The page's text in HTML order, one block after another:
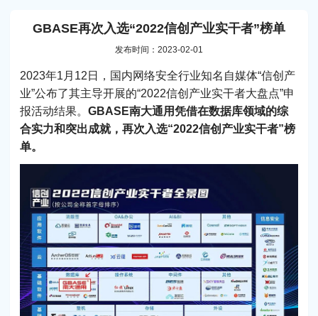
GBASE再次入选“2022信创产业实干者”榜单
发布时间：2023-02-01
2023年1月12日，国内网络安全行业知名自媒体“信创产
业”公布了其主导开展的“2022信创产业实干者大盘点”申
报活动结果。 GBASE南大通用凭借在数据库领域的综
合实力和突出成就，再次入选“2022信创产业实干者”榜
单。